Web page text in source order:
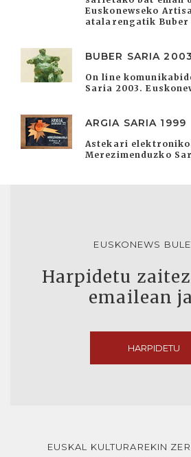
Euskonewseko
atalarengatik Buber
BUBER SARIA 2003
On line
Saria 2003.
ARGIA SARIA 1999
Astekari
Merezimenduzko
EUSKONEWS
Harpidetu
emailean
HARPIDETU
EUSKAL KULTURAREKIN